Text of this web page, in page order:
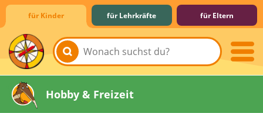
für Kinder für Lehrkräfte für Eltern
Lernen & Schule
Hobby & Freizeit